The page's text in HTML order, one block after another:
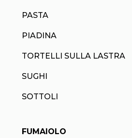
PASTA
PIADINA
TORTELLI SULLA LASTRA
SUGHI
SOTTOLI
FUMAIOLO